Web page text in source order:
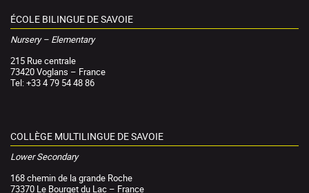
ÉCOLE BILINGUE DE SAVOIE
Nursery – Elementary
215 Rue centrale
73420 Voglans – France
Tel: +33 4 79 54 48 86
COLLÈGE MULTILINGUE DE SAVOIE
Lower Secondary
168 chemin de la grande Roche
73370 Le Bourget du Lac – France